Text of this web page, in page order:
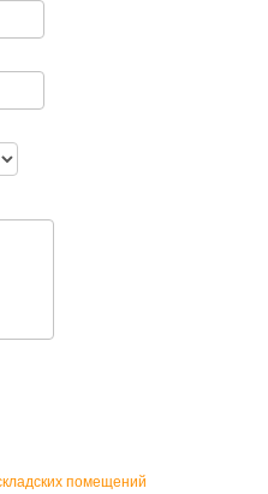
помещений